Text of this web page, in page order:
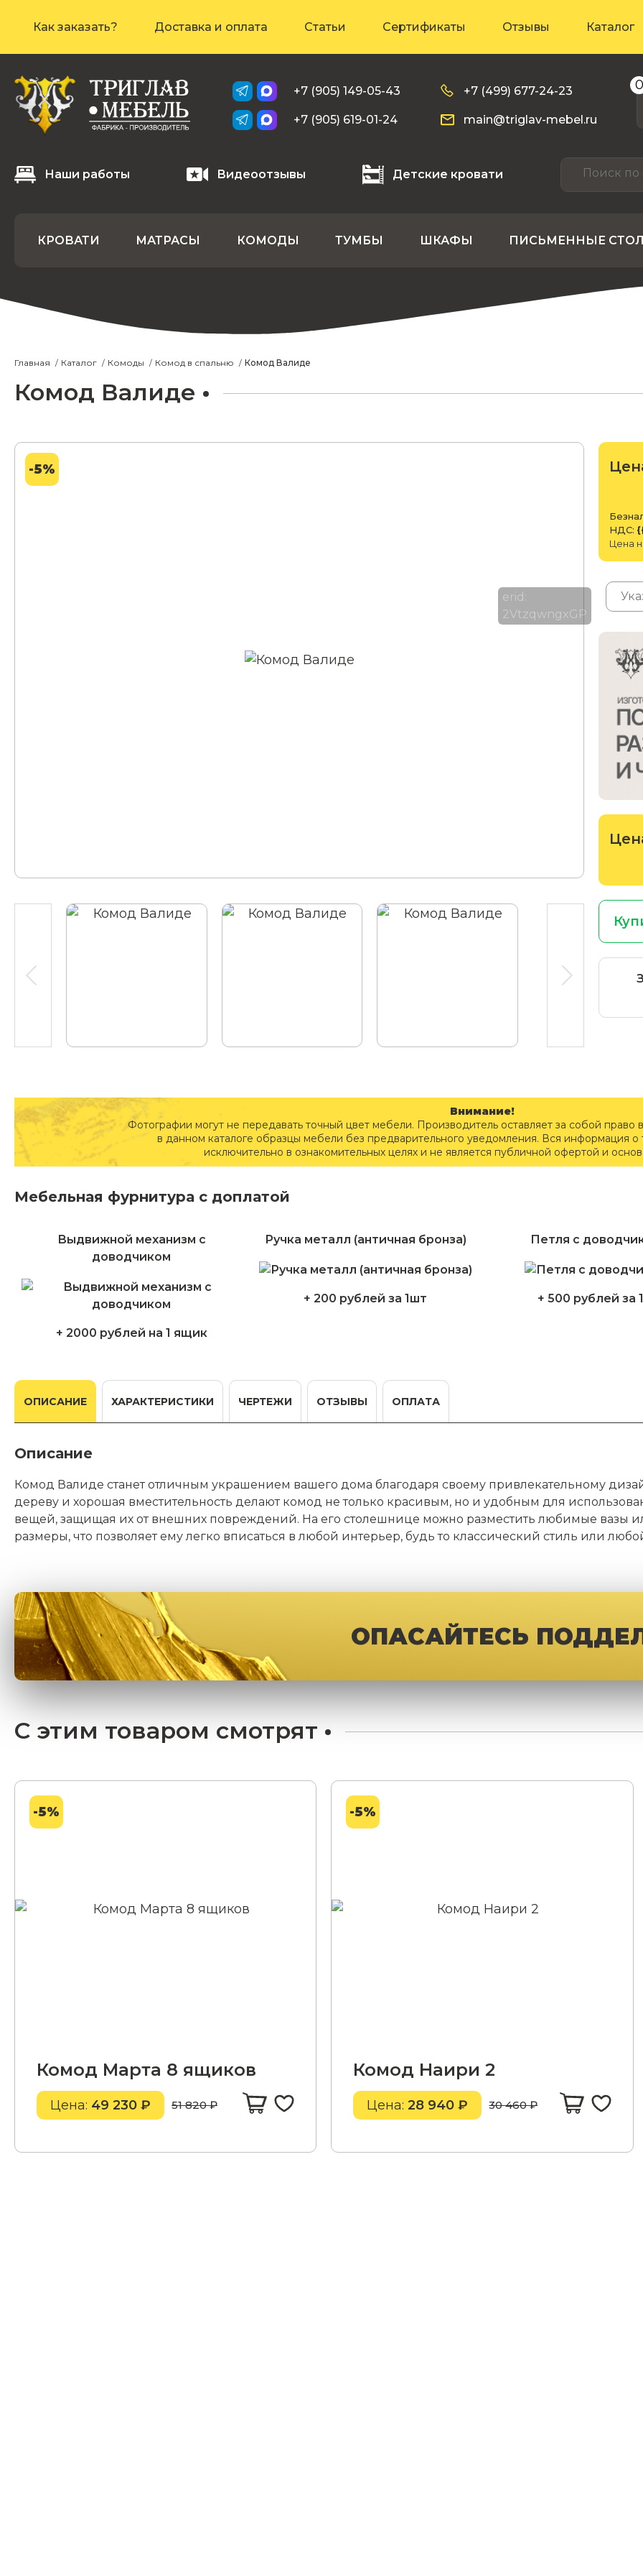
Как заказать? Доставка и оплата Статьи Сертификаты Отзывы Каталог
+7 (905) 149-05-43
+7 (905) 619-01-24
+7 (499) 677-24-23
main@triglav-mebel.ru
0
Наши работы Видеоотзывы Детские кровати
КРОВАТИ МАТРАСЫ КОМОДЫ ТУМБЫ ШКАФЫ ПИСЬМЕННЫЕ
Главная Каталог Комоды Комод в спальню Комод Валиде
Комод Валиде
-5%
НДС:
Цена
erid:
2VtzqwngxGP
Внимание!
Фотографии могут не передавать точный цвет мебели. Производитель оставляет за собой право
в данном каталоге образцы мебели без предварительного уведомления. Вся информация о
исключительно в ознакомительных целях и не является публичной офертой и
Мебельная фурнитура с доплатой
Выдвижной механизм с
доводчиком
+ 2000 рублей на 1 ящик
Ручка металл (античная бронза)
+ 200 рублей за 1шт
Петля с
+ 500 рублей за
ОПИСАНИЕ ХАРАКТЕРИСТИКИ ЧЕРТЕЖИ ОТЗЫВЫ ОПЛАТА
Описание
Комод Валиде станет отличным украшением вашего дома благодаря своему привлекательному
дереву и хорошая вместительность делают комод не только красивым, но и удобным для
вещей, защищая их от внешних повреждений. На его столешнице можно разместить любимые вазы
размеры, что позволяет ему легко вписаться в любой интерьер, будь то классический стиль или
ОПАСАЙТЕСЬ
С этим товаром смотрят
-5%
Комод Марта 8 ящиков
Цена: 49 230 ₽ 51 820 ₽
-5%
Комод Наири 2
Цена: 28 940 ₽ 30 460 ₽